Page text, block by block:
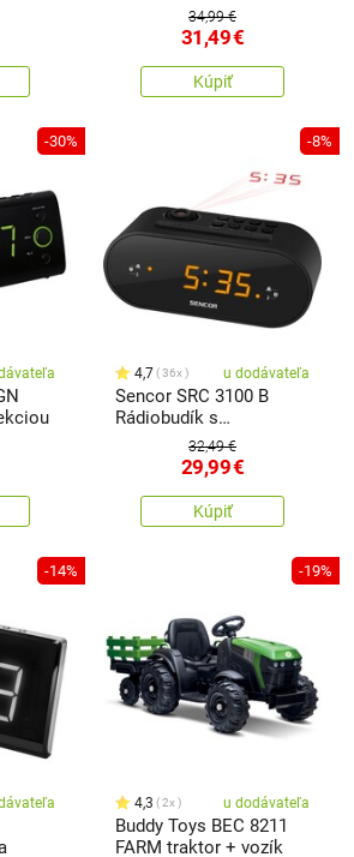
34,99 €
31,49€
Kúpiť
-30% -8%
4,7 36x u dodávateľa
Sencor SRC 3100 B
Rádiobudík s
projekciou, čierna
32,49 €
29,99€
Kúpiť
-14% -19%
4,3 2x u dodávateľa
Buddy Toys BEC 8211
FARM traktor + vozík